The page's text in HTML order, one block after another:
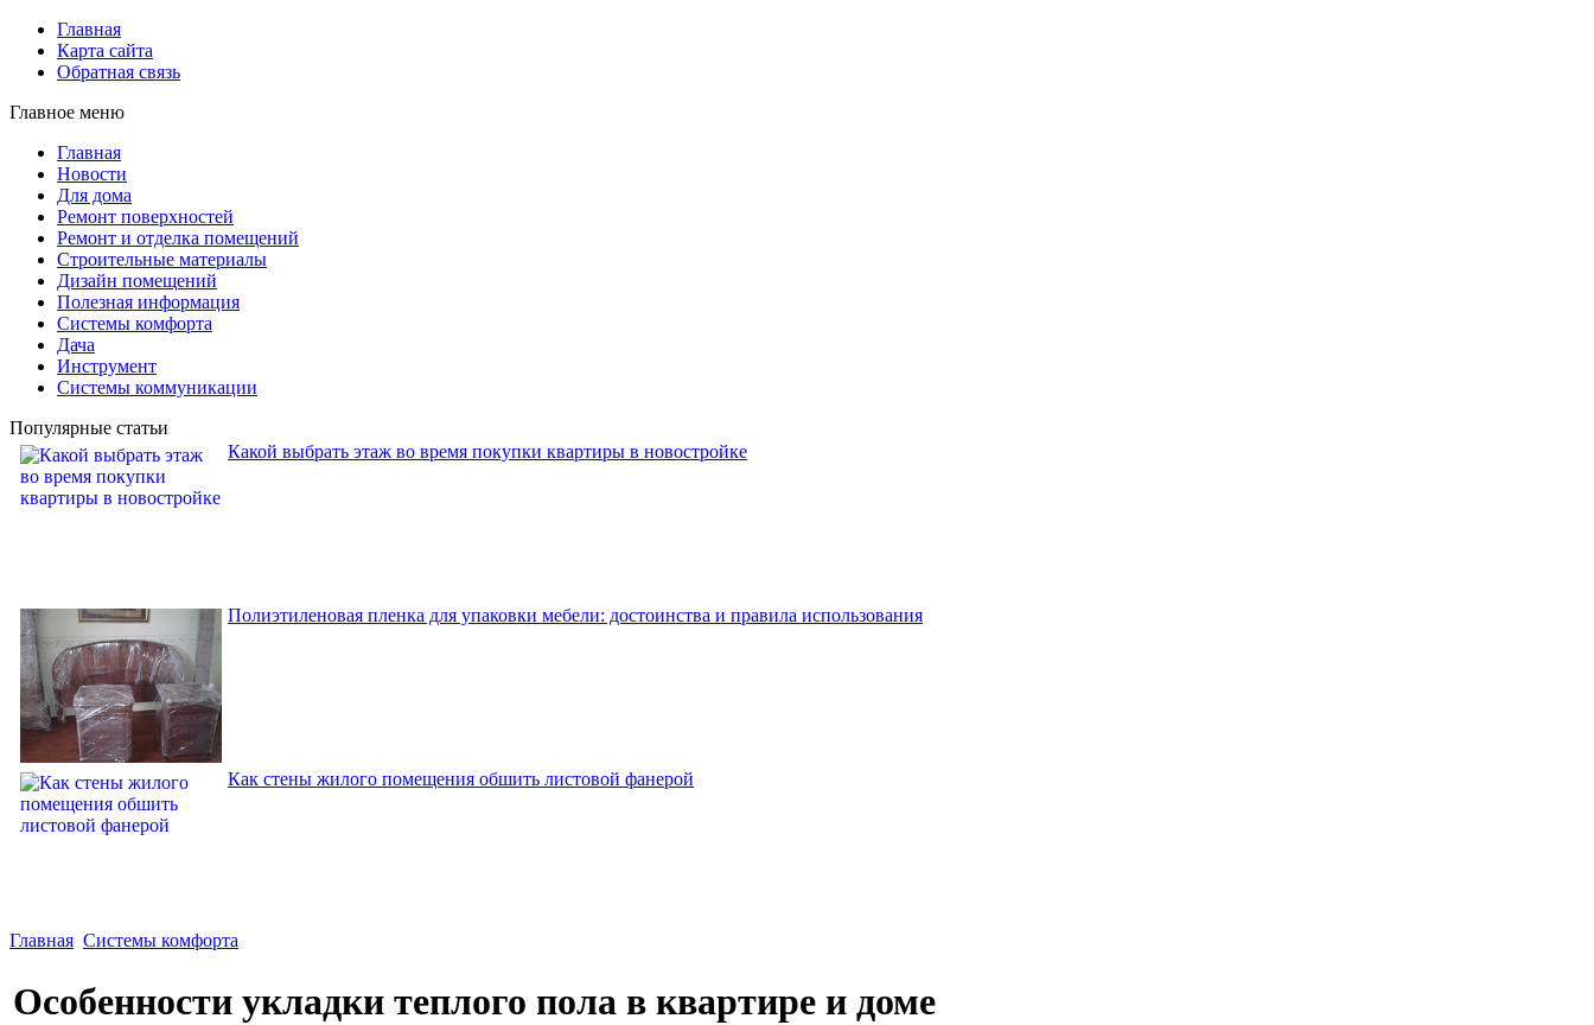
Главная
Карта сайта
Обратная связь
Главное меню
Главная
Новости
Для дома
Ремонт поверхностей
Ремонт и отделка помещений
Строительные материалы
Дизайн помещений
Полезная информация
Системы комфорта
Дача
Инструмент
Системы коммуникации
Популярные статьи
Какой выбрать этаж во время покупки квартиры в новостройке
Полиэтиленовая пленка для упаковки мебели: достоинства и правила использования
Как стены жилого помещения обшить листовой фанерой
Главная Системы комфорта
Особенности укладки теплого пола в квартире и доме